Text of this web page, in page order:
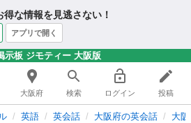
得な情報を見逃さない！
アプリで開く
示板 ジモティー 大阪版
大阪府 検索 ログイン 投稿
英語 英会話 大阪府の英会話 大